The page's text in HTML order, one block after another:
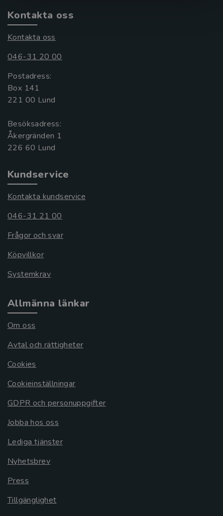
Kontakta oss
Kontakta oss
046-31 20 00
Postadress:
Box 141
221 00 Lund
Besöksadress:
Åkergränden 1
Kundservice
Kontakta kundservice
046-31 21 00
Frågor och svar
Köpvillkor
Systemkrav
Allmänna länkar
Om oss
Avtal och rättigheter
Cookies
Cookieinställningar
GDPR och personuppgifter
Jobba hos oss
Lediga tjänster
Nyhetsbrev
Press
Tillgänglighet